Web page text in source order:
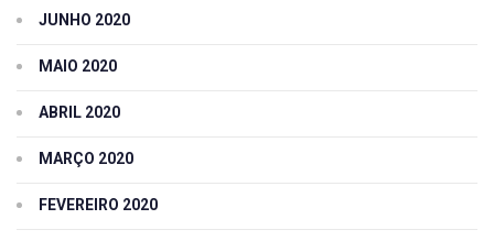
JUNHO 2020
MAIO 2020
ABRIL 2020
MARÇO 2020
FEVEREIRO 2020